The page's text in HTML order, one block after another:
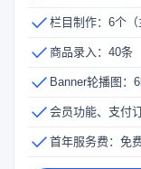
栏目制作：6个（
商品录入：40条
Banner轮播图：
会员功能、支付
首年服务费：免